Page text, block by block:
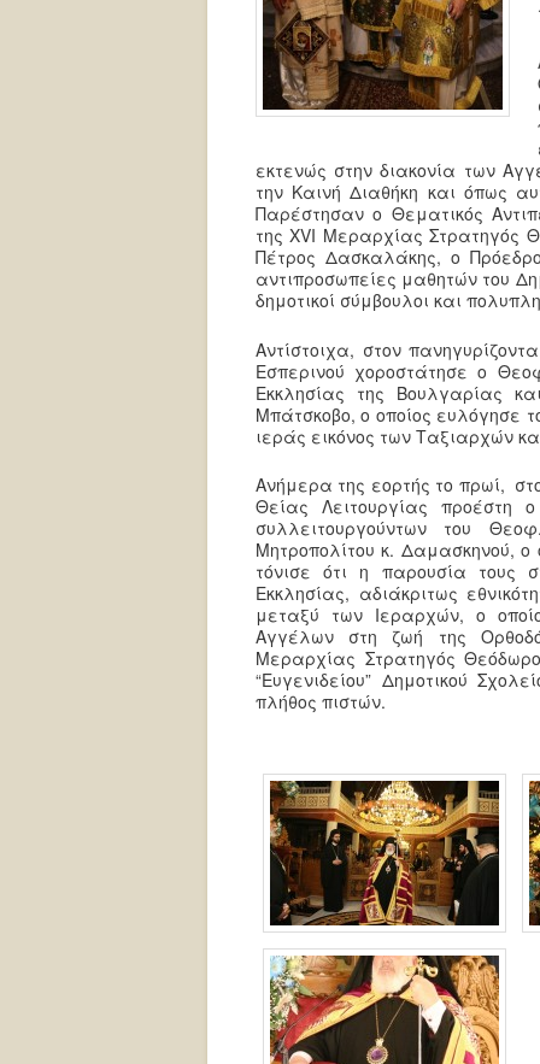
εκτενώς στην διακονία των
την Καινή Διαθήκη και όπως
Παρέστησαν ο Θεματικός
της XVI Μεραρχίας Στρατηγός
Πέτρος Δασκαλάκης, ο
αντιπροσωπείες μαθητών του
δημοτικοί σύμβουλοι και
Αντίστοιχα, στον
Εσπερινού χοροστάτησε ο
Εκκλησίας της Βουλγαρίας
Μπάτσκοβο, ο οποίος ευλόγησε
ιεράς εικόνος των Ταξιαρχών
Ανήμερα της εορτής το πρωί,
Θείας Λειτουργίας προέστη
συλλειτουργούντων του
Μητροπολίτου κ. Δαμασκηνού, ο
τόνισε ότι η παρουσία τους
Εκκλησίας, αδιάκριτως
μεταξύ των Ιεραρχών, ο
Αγγέλων στη ζωή της
Μεραρχίας Στρατηγός
“Ευγενιδείου” Δημοτικού
πλήθος πιστών.